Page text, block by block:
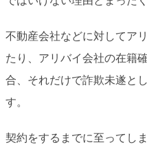
不動産会社などに対してア
たり、アリバイ会社の在籍
合、それだけで詐欺未遂と
す。
契約をするまでに至ってし